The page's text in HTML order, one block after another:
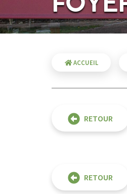
ACCUEIL
RETOUR
RETOUR